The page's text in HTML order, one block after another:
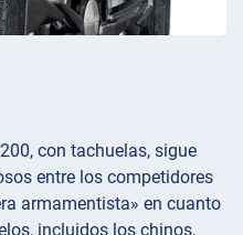
con tachuelas, sigue
entre los competidores
armamentista» en cuanto
incluidos los chinos,